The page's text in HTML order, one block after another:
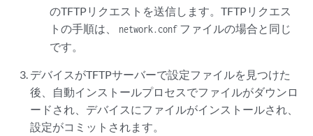
のTFTPリクエストを送信します。TFTPリクエス
トの手順は、
network.confファイルの場合と同じ
です。
デバイスがTFTPサーバーで設定ファイルを見つけた
後、自動インストールプロセスでファイルがダウンロ
ードされ、デバイスにファイルがインストールされ、
設定がコミットされます。